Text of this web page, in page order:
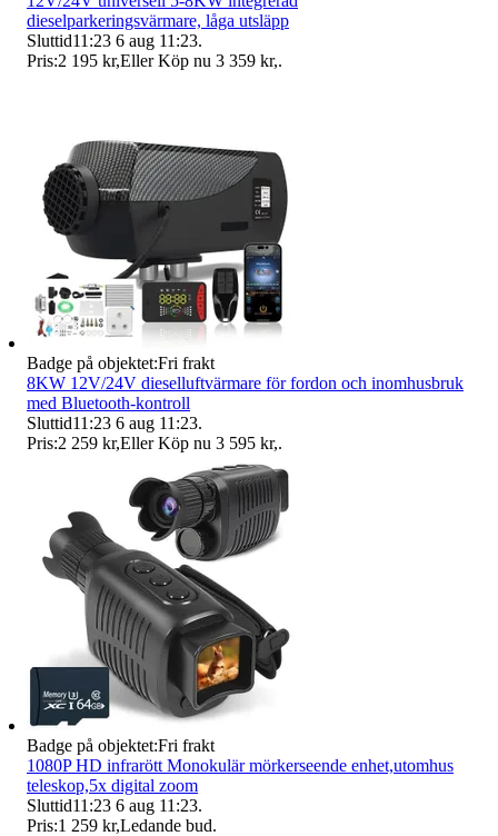
dieselparkeringsvärmare, låga utsläpp
Sluttid11:23 6 aug 11:23.
Pris:2 195 kr,Eller Köp nu 3 359 kr,.
Badge på objektet:Fri frakt
8KW 12V/24V dieselluftvärmare för fordon och inomhusbruk
med Bluetooth-kontroll
Sluttid11:23 6 aug 11:23.
Pris:2 259 kr,Eller Köp nu 3 595 kr,.
Badge på objektet:Fri frakt
1080P HD infrarött Monokulär mörkerseende enhet,utomhus
teleskop,5x digital zoom
Sluttid11:23 6 aug 11:23.
Pris:1 259 kr,Ledande bud.